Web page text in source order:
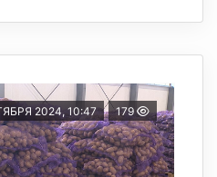
2024, 10:47 179